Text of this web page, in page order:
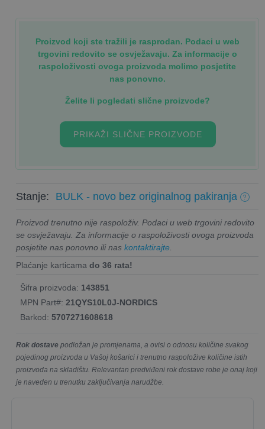
Proizvod koji ste tražili je rasprodan. Podaci u web
trgovini redovito se osvježavaju. Za informacije o
raspoloživosti ovoga proizvoda molimo posjetite
nas ponovno.
Želite li pogledati slične proizvode?
PRIKAŽI SLIČNE PROIZVODE
Stanje: BULK - novo bez originalnog pakiranja
Proizvod trenutno nije raspoloživ. Podaci u web trgovini redovito
se osvježavaju. Za informacije o raspoloživosti ovoga proizvoda
posjetite nas ponovno ili nas kontaktirajte
Plaćanje karticama do 36 rata!
Šifra proizvoda: 143851
MPN Part#: 21QYS10L0J-NORDICS
Barkod: 5707271608618
Rok dostave podložan je promjenama, a ovisi o odnosu količine svakog
pojedinog proizvoda u Vašoj košarici i trenutno raspoložive količine istih
proizvoda na skladištu. Relevantan predviđeni rok dostave robe je onaj koji
je naveden u trenutku zaključivanja narudžbe.